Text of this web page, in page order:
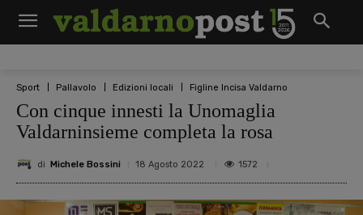
Sport Pallavolo Edizioni locali Figline Incisa Valdarno
Con cinque innesti la Unomaglia
Valdarninsieme completa la rosa
di Michele Bossini 18 Agosto 2022 1572